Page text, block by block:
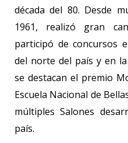
década del 80. Desde
1961, realizó gran
participó de concursos
del norte del país y en
se destacan el premio
Escuela Nacional de
múltiples Salones
país.